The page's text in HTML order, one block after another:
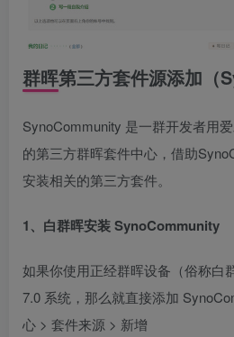
群晖第三方套件源添加（
SynoCommunity 是一群开发者用
的第三方群晖套件中心，借助
安装相关的第三方套件。
1、白群晖安装 SynoCommunity
如果你使用正经群晖设备（俗称白
7.0 系统，那么就直接添加
心 > 套件来源 > 新增